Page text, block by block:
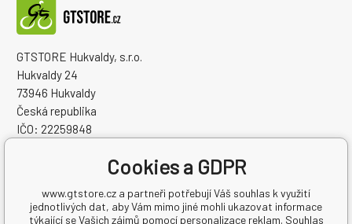
GTSTORE Hukvaldy, s.r.o.
Hukvaldy 24
73946 Hukvaldy
Česká republika
IČO: 22259848
Cookies a GDPR
www.gtstore.cz a partneři potřebují Váš souhlas k využití
jednotlivých dat, aby Vám mimo jiné mohli ukazovat informace
týkající se Vašich zájmů pomocí personalizace reklam. Souhlas